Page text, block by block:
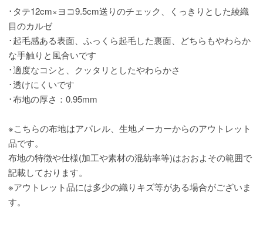
･タテ12cm×ヨコ9.5cm送りのチェック、くっきりとした綾織
目のカルゼ
･起毛感ある表面、ふっくら起毛した裏面、どちらもやわらか
な手触りと風合いです
･適度なコシと、クッタリとしたやわらかさ
･透けにくいです
･布地の厚さ：0.95mm
※こちらの布地はアパレル、生地メーカーからのアウトレット
品です。
布地の特徴や仕様(加工や素材の混紡率等)はおおよその範囲で
記載しております。
※アウトレット品には多少の織りキズ等がある場合がございま
す。